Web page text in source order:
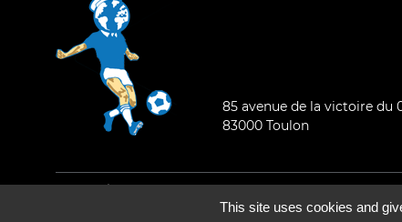
85 avenue de la victoire du
83000 Toulon
Mentions légales-Qui sommes-nous ?
©2026 - Tous droits réservés - Conception :epartenair e
This site uses cookies and